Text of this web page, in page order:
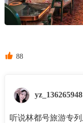
 88
yz_136265948
听说林都号旅游专